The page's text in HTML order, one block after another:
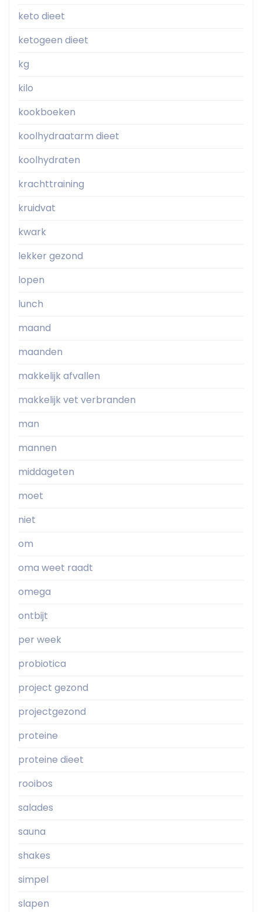
keto dieet
ketogeen dieet
kg
kilo
kookboeken
koolhydraatarm dieet
koolhydraten
krachttraining
kruidvat
kwark
lekker gezond
lopen
lunch
maand
maanden
makkelijk afvallen
makkelijk vet verbranden
man
mannen
middageten
moet
niet
om
oma weet raadt
omega
ontbijt
per week
probiotica
project gezond
projectgezond
proteine
proteine dieet
rooibos
salades
sauna
shakes
simpel
slapen